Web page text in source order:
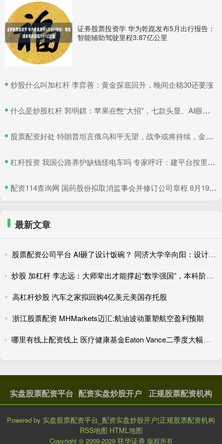
证券股票投资学 华为乾崑发布5月出行报告：
智能辅助驾驶里程3.87亿公里
​炒股什么叫加杠杆 李弈善：黄金探底回升，晚间企稳30还要涨
​什么是炒股杠杆 郭明錤：苹果在憋“大招”，七款头显、AI眼镜在研，2027年会是大爆发期
​股票配资好处 特朗普坦言俄乌和平无望，战争或将持续，金价有望继续吸引避险买盘
​杠杆投资 我国公路养护缺钱怪电车吗 专家呼吁：建平台按里程收费
​配资114查询网 国药股份拟取消监事会并修订公司章程 8月19日召开临时股东大会
最新文章
股票配资公司平台 AI砸了设计饭碗？ 同济大学辛向阳：设计教育该重视“落地”和跨学科
炒股 加杠杆 李志远：大师辈出才能撑起“数学强国”，本科阶段扎实通识数学训练是重要根基
高杠杆炒股 汽车之家拟回购4亿美元美国存托股
浙江股票配资 MHMarkets迈汇:航油波动重塑航空盈利预期
哪里有线上配资线上 医疗健康基金Eaton Vance二季度大幅减持Zoetis，持仓占比下降45.48%
实盘股票配资平台 配资实盘炒股开户 正规股票配资机构
Powered by 实盘股票配资平台_配资实盘炒股开户|正规股票配资机构
RSS地图 HTML地图
Copyright © 2009-2029 联华证券 版权所有